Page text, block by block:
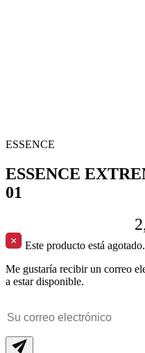
ESSENCE
ESSENCE
01
Este producto está agotado.
Me gustaría recibir un correo
a estar disponible.